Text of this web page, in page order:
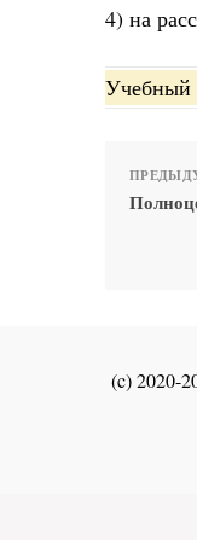
4) на
Учебный
(c) 2020-